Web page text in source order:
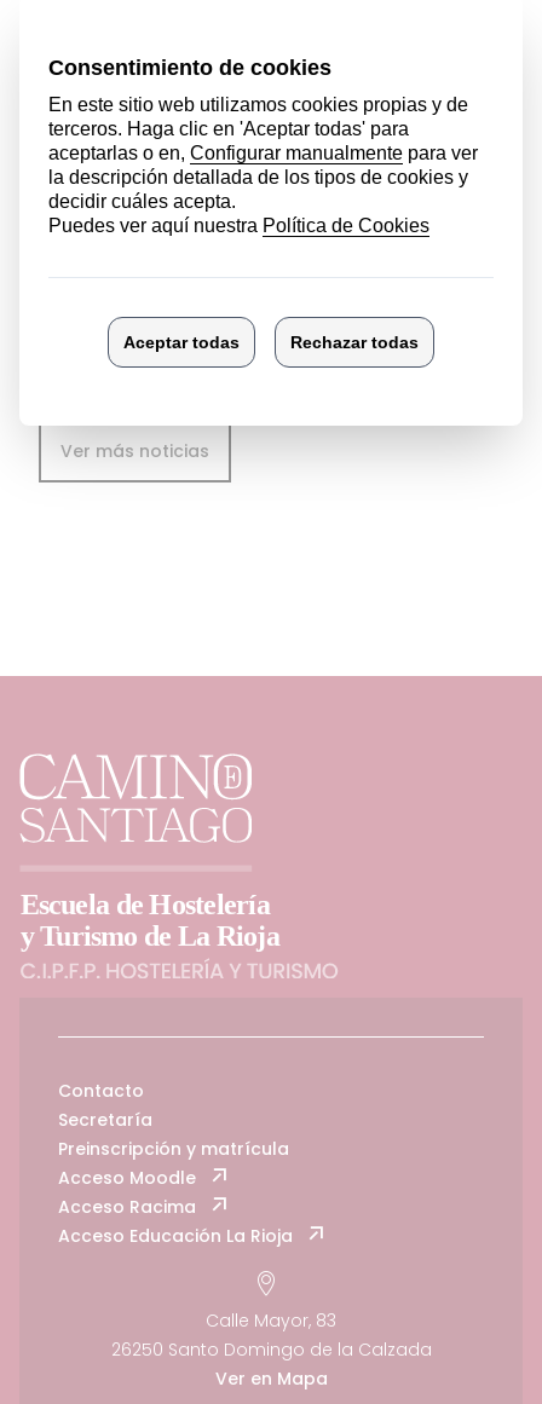
Premios extraordinarios de FP
Fue entregado por el Consejero de
Educación del Gobierno de La Rioja.
Desde aquí nuestra felicitación.
Ver más noticias
Contacto
Secretaría
Preinscripción y matrícula
Acceso Moodle
Acceso Racima
Acceso Educación La Rioja
Calle Mayor, 83
26250 Santo Domingo de la Calzada
Ver en Mapa